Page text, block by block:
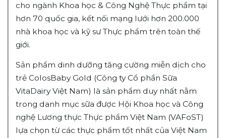
cho ngành Khoa học & Công Nghệ Thực phẩm tại
hơn 70 quốc gia, kết nối mạng lưới hơn 200.000
nhà khoa học và kỹ sư Thực phẩm trên toàn thế
giới.
Sản phẩm dinh dưỡng tăng cường miễn dịch cho
trẻ ColosBaby Gold (Công ty Cổ phần Sữa
VitaDairy Việt Nam) là sản phẩm duy nhất nằm
trong danh mục sữa được Hội Khoa học và Công
nghệ Lương thực Thực phẩm Việt Nam (VAFoST)
lựa chọn từ các thực phẩm tốt nhất của Việt Nam